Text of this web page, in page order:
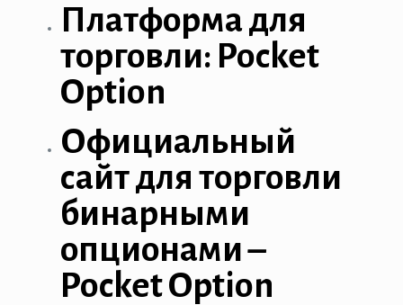
Платформа для
торговли: Pocket
Option
Официальный
сайт для торговли
бинарными
опционами –
Pocket Option